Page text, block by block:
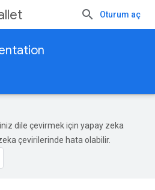
Oturum aç
dile çevirmek için yapay zeka
çevirilerinde hata olabilir.